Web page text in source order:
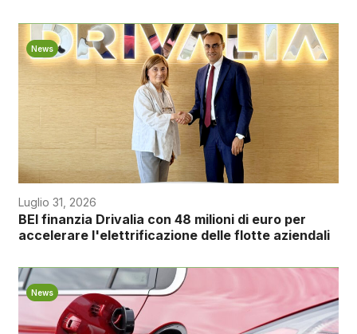
News
Luglio 31, 2026
BEI finanzia Drivalia con 48 milioni di euro per
accelerare l'elettrificazione delle flotte aziendali
News